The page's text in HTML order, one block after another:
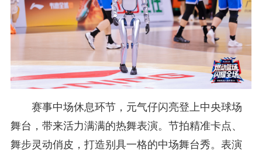
赛事中场休息环节，元气仔闪亮登上中央球场
舞台，带来活力满满的热舞表演。节拍精准卡点、
舞步灵动俏皮，打造别具一格的中场舞台秀。表演